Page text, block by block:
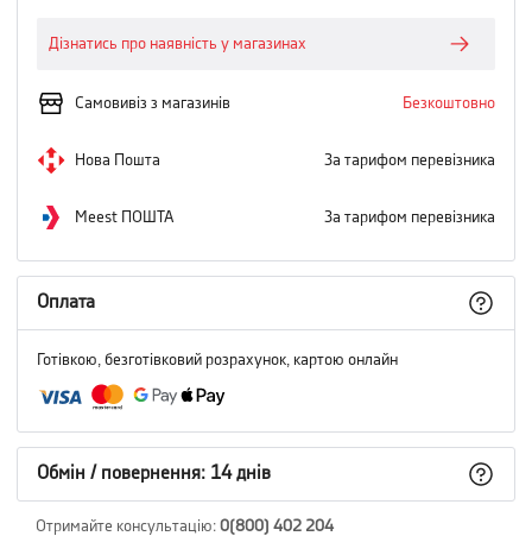
Дізнатись про наявність у магазинах
Самовивіз з магазинів Безкоштовно
Нова Пошта За тарифом перевізника
Meest ПОШТА За тарифом перевізника
Оплата
Готівкою, безготівковий розрахунок, картою онлайн
Обмін / повернення: 14 днів
Отримайте консультацію: 0(800) 402 204